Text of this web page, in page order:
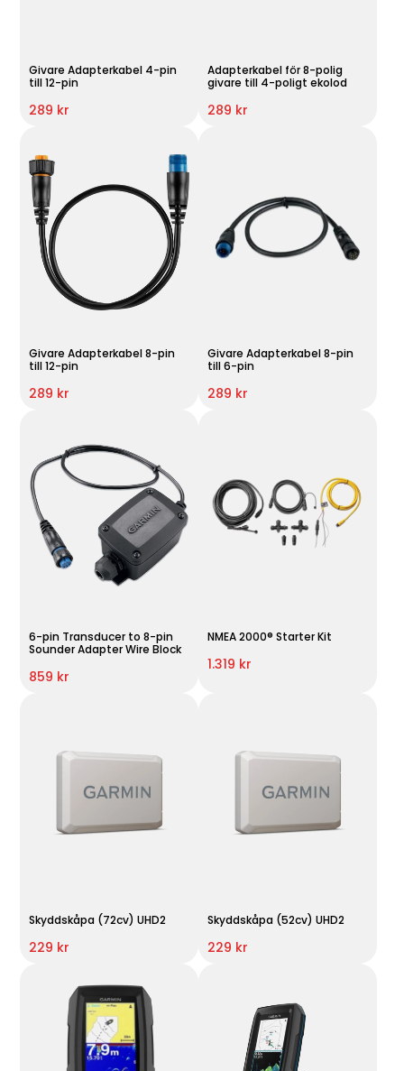
Givare Adapterkabel 4-pin
till 12-pin
289 kr
Adapterkabel för 8-polig
givare till 4-poligt ekolod
289 kr
Givare Adapterkabel 8-pin
till 12-pin
289 kr
Givare Adapterkabel 8-pin
till 6-pin
289 kr
6-pin Transducer to 8-pin
Sounder Adapter Wire Block
859 kr
NMEA 2000® Starter Kit
1.319 kr
Skyddskåpa (72cv) UHD2
229 kr
Skyddskåpa (52cv) UHD2
229 kr